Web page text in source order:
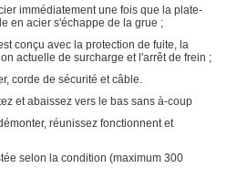
immédiatement une fois que la plate-
en acier s'échappe de la grue ;
conçu avec la protection de fuite, la
actuelle de surcharge et l'arrêt de frein ;
corde de sécurité et câble.
et abaissez vers le bas sans à-coup
réunissez fonctionnent et
selon la condition (maximum 300